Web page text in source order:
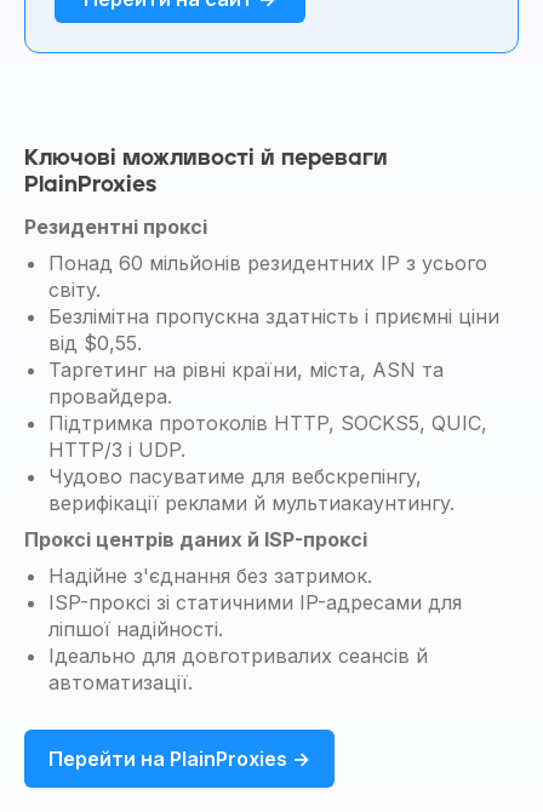
Ключові можливості й переваги
PlainProxies
Резидентні проксі
Понад 60 мільйонів резидентних IP з усього
світу.
Безлімітна пропускна здатність і приємні ціни
від $0,55.
Таргетинг на рівні країни, міста, ASN та
провайдера.
Підтримка протоколів HTTP, SOCKS5, QUIC,
HTTP/3 і UDP.
Чудово пасуватиме для вебскрепінгу,
верифікації реклами й мультиакаунтингу.
Проксі центрів даних й ISP-проксі
Надійне з'єднання без затримок.
ISP-проксі зі статичними IP-адресами для
ліпшої надійності.
Ідеально для довготривалих сеансів й
автоматизації.
Перейти на PlainProxies →